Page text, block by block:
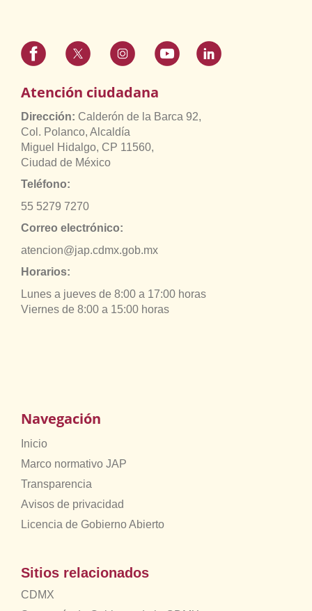
Atención ciudadana
Dirección: Calderón de la Barca 92,
Col. Polanco, Alcaldía
Miguel Hidalgo, CP 11560,
Ciudad de México
Teléfono:
55 5279 7270
Correo electrónico:
atencion@jap.cdmx.gob.mx
Horarios:
Lunes a jueves de 8:00 a 17:00 horas
Viernes de 8:00 a 15:00 horas
Navegación
Inicio
Marco normativo JAP
Transparencia
Avisos de privacidad
Licencia de Gobierno Abierto
Sitios relacionados
CDMX